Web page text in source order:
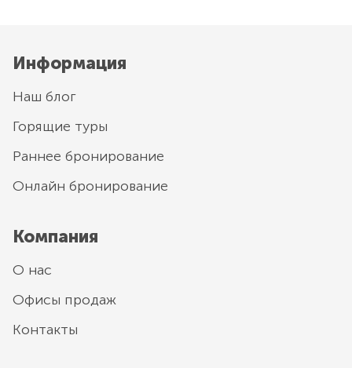
Информация
Наш блог
Горящие туры
Раннее бронирование
Онлайн бронирование
Компания
О нас
Офисы продаж
Контакты